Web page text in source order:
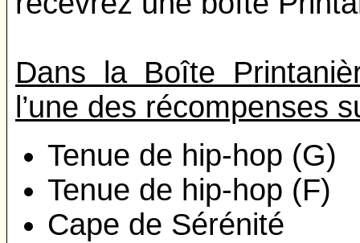
Dans la Boîte
l’une des récompenses
Tenue de hip-hop (G)
Tenue de hip-hop (F)
Cape de Sérénité